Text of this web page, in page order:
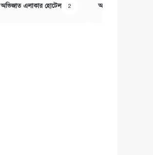
অভিজাত এলাকার হোটেল 2 অর্থ ও বানিজ্য